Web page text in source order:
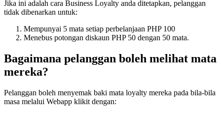
Jika ini adalah cara Business Loyalty anda ditetapkan, pelanggan
tidak dibenarkan untuk:
Mempunyai 5 mata setiap perbelanjaan PHP 100
Menebus potongan diskaun PHP 50 dengan 50 mata.
Bagaimana pelanggan boleh melihat mata
mereka?
Pelanggan boleh menyemak baki mata loyalty mereka pada bila-bila
masa melalui Webapp klikit dengan: